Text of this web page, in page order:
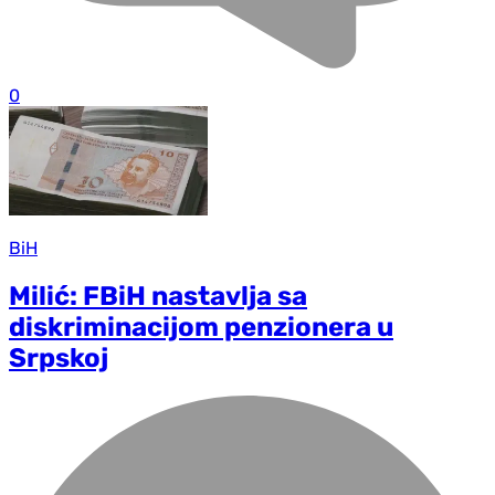
0
BiH
Milić: FBiH nastavlja sa
diskriminacijom penzionera u
Srpskoj